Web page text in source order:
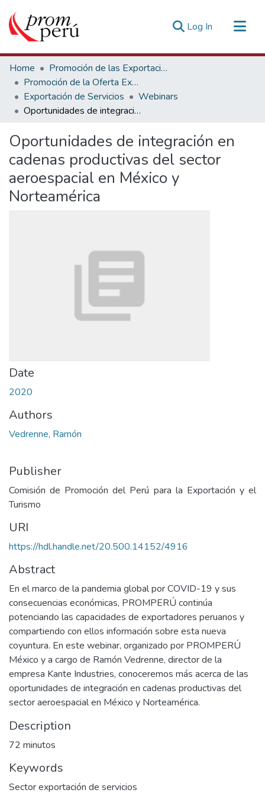
Log In (current)
Communities & Collections
All of DSpace
Statistics
Estadísticas Externas
Home
Promoción de las Exportaciones
Promoción de la Oferta Exportable
Exportación de Servicios
Webinars
Oportunidades de integración en cadenas productivas del sector aeroespacial en México y Norteamérica
Oportunidades de integración en
cadenas productivas del sector
aeroespacial en México y
Norteamérica
Date
2020
Authors
Vedrenne, Ramón
Publisher
Comisión de Promoción del Perú para la Exportación y el
Turismo
URI
https://hdl.handle.net/20.500.14152/4916
Abstract
En el marco de la pandemia global por COVID-19 y sus
consecuencias económicas, PROMPERÚ continúa
potenciando las capacidades de exportadores peruanos y
compartiendo con ellos información sobre esta nueva
coyuntura. En este webinar, organizado por PROMPERÚ
México y a cargo de Ramón Vedrenne, director de la
empresa Kante Industries, conoceremos más acerca de las
oportunidades de integración en cadenas productivas del
sector aeroespacial en México y Norteamérica.
Description
72 minutos
Keywords
Sector exportación de servicios